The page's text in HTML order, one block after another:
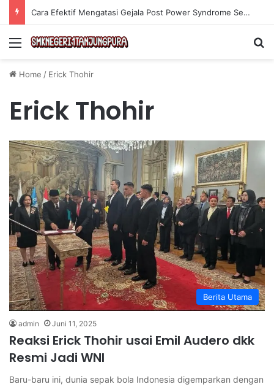
Cara Efektif Mengatasi Gejala Post Power Syndrome Setelah Pensiun Kerja
Menu
Home / Erick Thohir
Erick Thohir
Berita Utama
admin Juni 11, 2025
Reaksi Erick Thohir usai Emil Audero dkk
Resmi Jadi WNI
Baru-baru ini, dunia sepak bola Indonesia digemparkan dengan